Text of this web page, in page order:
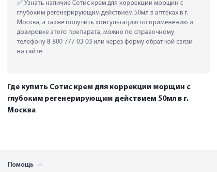
Узнать наличие Сотис крем для коррекции морщин с
глубоким регенерирующим действием 50мл в аптеках в г.
Москва, а также получить консультацию по применению и
дозировке этого препарата, можно по справочному
телефону 8-800-777-03-03 или через форму обратной связи
на сайте.
Где купить Сотис крем для коррекции морщин с
глубоким регенерирующим действием 50мл в г.
Москва
Помощь